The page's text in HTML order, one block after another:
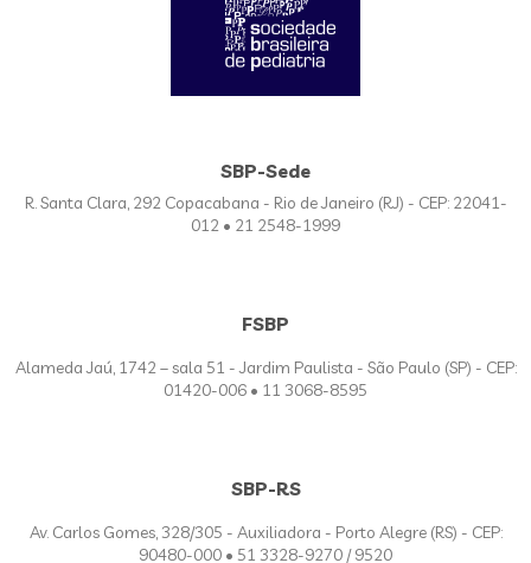
SBP-Sede
R. Santa Clara, 292 Copacabana - Rio de Janeiro (RJ) - CEP: 22041-
012 • 21 2548-1999
FSBP
Alameda Jaú, 1742 – sala 51 - Jardim Paulista - São Paulo (SP) - CEP:
01420-006 • 11 3068-8595
SBP-RS
Av. Carlos Gomes, 328/305 - Auxiliadora - Porto Alegre (RS) - CEP:
90480-000 • 51 3328-9270 / 9520